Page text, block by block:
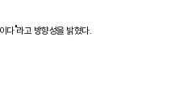
다"라고 방향성을 밝혔다.